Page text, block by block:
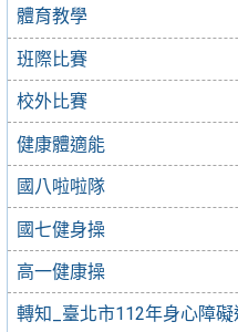
體育教學
班際比賽
校外比賽
健康體適能
國八啦啦隊
國七健身操
高一健康操
轉知_臺北市112年身心障